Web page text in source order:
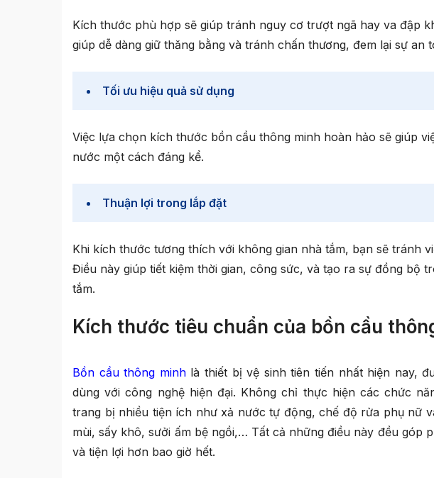
Kích thước phù hợp sẽ giúp tránh nguy cơ trượt ngã hay va đập
giúp dễ dàng giữ thăng bằng và tránh chấn thương, đem lại sự an
Tối ưu hiệu quả sử dụng
Việc lựa chọn kích thước bồn cầu thông minh hoàn hảo sẽ giúp
nước một cách đáng kể.
Thuận lợi trong lắp đặt
Khi kích thước tương thích với không gian nhà tắm, bạn sẽ tránh
Điều này giúp tiết kiệm thời gian, công sức, và tạo ra sự đồng bộ
tắm.
Kích thước tiêu chuẩn của bồn cầu
Bồn cầu thông minhlà thiết bị vệ sinh tiên tiến nhất hiện nay,
dùng với công nghệ hiện đại. Không chỉ thực hiện các chức
trang bị nhiều tiện ích như xả nước tự động, chế độ rửa phụ nữ
mùi, sấy khô, sưởi ấm bệ ngồi,… Tất cả những điều này đều góp
và tiện lợi hơn bao giờ hết.